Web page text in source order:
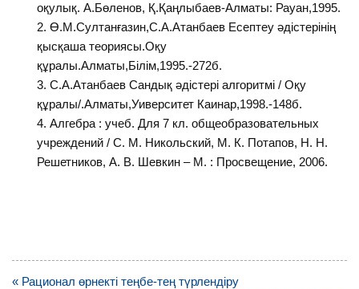
оқулық. А.Бөленов, Қ.Қаңлыбаев-Алматы: Рауан,1995.
Ө.М.Султанғазин,С.А.Атанбаев Есептеу әдістерінің
қысқаша теориясы.Оқу
құралы.Алматы,Білім,1995.-272б.
С.А.Атанбаев Сандық әдістері алгоритмі / Оқу
құралы/.Алматы,Уиверситет Каинар,1998.-148б.
Алгебра : учеб. Для 7 кл. общеобразовательных
учреждений / С. М. Никольский, М. К. Потапов, Н. Н.
Решетников, А. В. Шевкин – М. : Просвещение, 2006.
Навигация
« Рационал өрнекті теңбе-тең түрлендіру